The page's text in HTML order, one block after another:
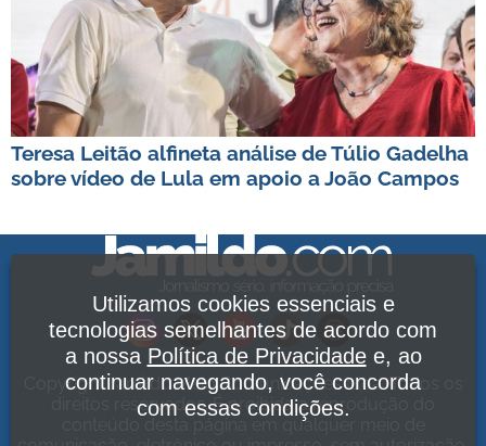
Teresa Leitão alfineta análise de Túlio Gadelha
sobre vídeo de Lula em apoio a João Campos
Copyright Jamildo Melo Comunicações Ltda. Todos os
direitos reservados. É proibida a reprodução do
conteúdo desta página em qualquer meio de
Utilizamos cookies essenciais e
tecnologias semelhantes de acordo com
a nossa Política de Privacidadee, ao
continuar navegando, você concorda
com essas condições.